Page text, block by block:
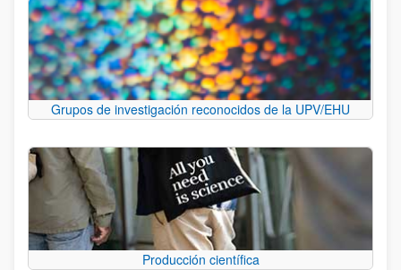
Grupos de investigación reconocidos de la UPV/EHU
Producción científica